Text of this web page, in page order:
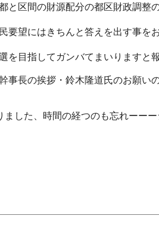
区間の財源配分の都区財政調整の
望にはきちんと答えを出す事をお
目指してガンバてまいりますと報
長の挨拶・鈴木隆道氏のお願い
した、時間の経つのも忘れーーー